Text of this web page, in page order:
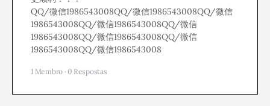
QQ/微信1986543008QQ/微信1986543008QQ/微信
1986543008QQ/微信1986543008QQ/微信
1986543008QQ/微信1986543008QQ/微信
1986543008QQ/微信1986543008
1 Membro · 0 Respostas